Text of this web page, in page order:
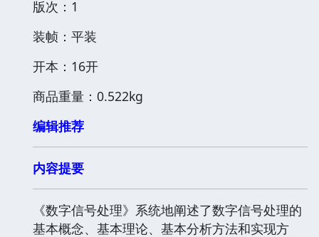
版次：1
装帧：平装
开本：16开
商品重量：0.522kg
编辑推荐
内容提要
《数字信号处理》系统地阐述了数字信号处理的
基本概念、基本理论、基本分析方法和实现方